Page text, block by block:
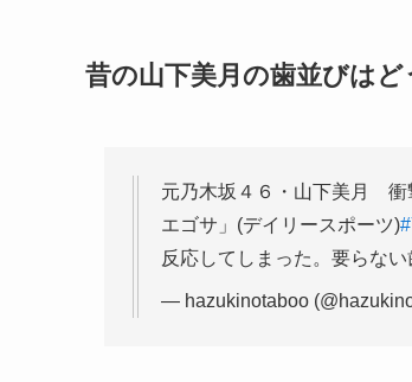
昔の山下美月の歯並びはど
元乃木坂４６・山下美月 衝
エゴサ」(デイリースポーツ)
反応してしまった。要らない
— hazukinotaboo